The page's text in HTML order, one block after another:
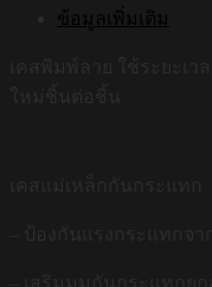
ข้อมูลเพิ่มเติม